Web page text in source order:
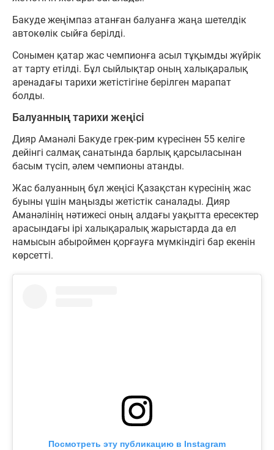
Бакуде жеңімпаз атанған балуанға жаңа шетелдік
автокөлік сыйға берілді.
Сонымен қатар жас чемпионға асыл тұқымды жүйрік
ат тарту етілді. Бұл сыйлықтар оның халықаралық
аренадағы тарихи жетістігіне берілген марапат
болды.
Балуанның тарихи жеңісі
Дияр Аманәлі Бакуде грек-рим күресінен 55 келіге
дейінгі салмақ санатында барлық қарсыласынан
басым түсіп, әлем чемпионы атанды.
Жас балуанның бұл жеңісі Қазақстан күресінің жас
буыны үшін маңызды жетістік саналады. Дияр
Аманәлінің нәтижесі оның алдағы уақытта ересектер
арасындағы ірі халықаралық жарыстарда да ел
намысын абыроймен қорғауға мүмкіндігі бар екенін
көрсетті.
Посмотреть эту публикацию в Instagram